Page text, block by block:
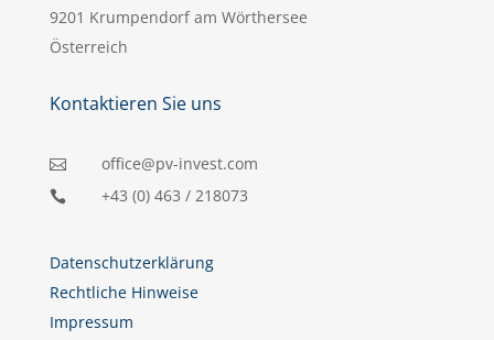
9201 Krumpendorf am Wörthersee
Österreich
Kontaktieren Sie uns
 office@pv-invest.com
 +43 (0) 463 / 218073
Datenschutzerklärung
Rechtliche Hinweise
Impressum